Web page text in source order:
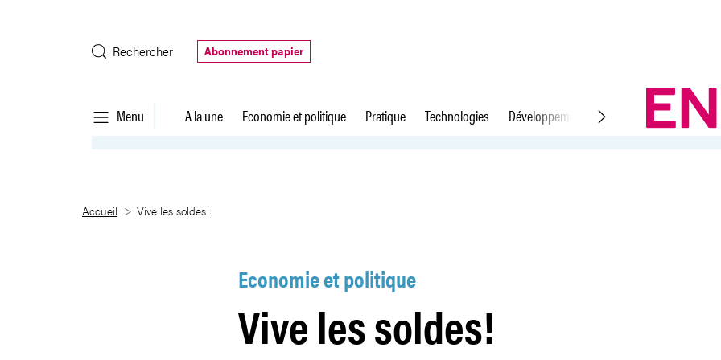
Rechercher
Abonnement papier
Menu A la une Economie et politique Pratique Technologies Développement durable Droit du travail
Vive les soldes!
Accueil Vive les soldes!
Economie et politique
Vive les soldes!